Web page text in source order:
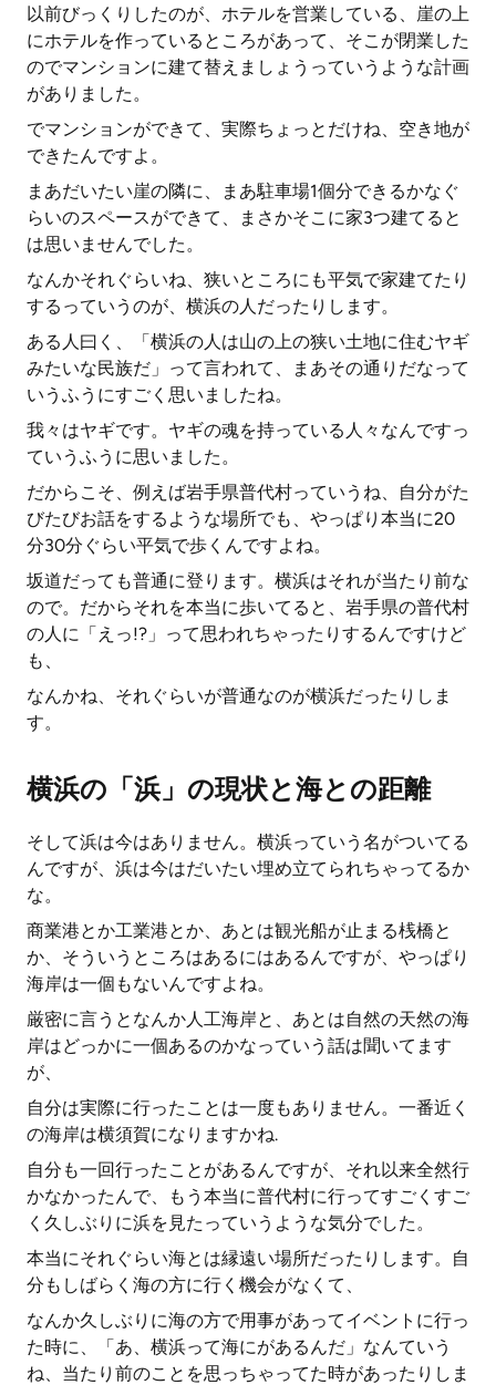
以前びっくりしたのが、ホテルを営業している、崖の上
にホテルを作っているところがあって、そこが閉業した
のでマンションに建て替えましょうっていうような計画
がありました。
でマンションができて、実際ちょっとだけね、空き地が
できたんですよ。
まあだいたい崖の隣に、まあ駐車場1個分できるかなぐ
らいのスペースができて、まさかそこに家3つ建てると
は思いませんでした。
なんかそれぐらいね、狭いところにも平気で家建てたり
するっていうのが、横浜の人だったりします。
ある人曰く、「横浜の人は山の上の狭い土地に住むヤギ
みたいな民族だ」って言われて、まあその通りだなって
いうふうにすごく思いましたね。
我々はヤギです。ヤギの魂を持っている人々なんですっ
ていうふうに思いました。
だからこそ、例えば岩手県普代村っていうね、自分がた
びたびお話をするような場所でも、やっぱり本当に20
分30分ぐらい平気で歩くんですよね。
坂道だっても普通に登ります。横浜はそれが当たり前な
ので。だからそれを本当に歩いてると、岩手県の普代村
の人に「えっ!?」って思われちゃったりするんですけど
も、
なんかね、それぐらいが普通なのが横浜だったりしま
す。
横浜の「浜」の現状と海との距離
そして浜は今はありません。横浜っていう名がついてる
んですが、浜は今はだいたい埋め立てられちゃってるか
な。
商業港とか工業港とか、あとは観光船が止まる桟橋と
か、そういうところはあるにはあるんですが、やっぱり
海岸は一個もないんですよね。
厳密に言うとなんか人工海岸と、あとは自然の天然の海
岸はどっかに一個あるのかなっていう話は聞いてます
が、
自分は実際に行ったことは一度もありません。一番近く
の海岸は横須賀になりますかね.
自分も一回行ったことがあるんですが、それ以来全然行
かなかったんで、もう本当に普代村に行ってすごくすご
く久しぶりに浜を見たっていうような気分でした。
本当にそれぐらい海とは縁遠い場所だったりします。自
分もしばらく海の方に行く機会がなくて、
なんか久しぶりに海の方で用事があってイベントに行っ
た時に、「あ、横浜って海にがあるんだ」なんていう
ね、当たり前のことを思っちゃってた時があったりしま